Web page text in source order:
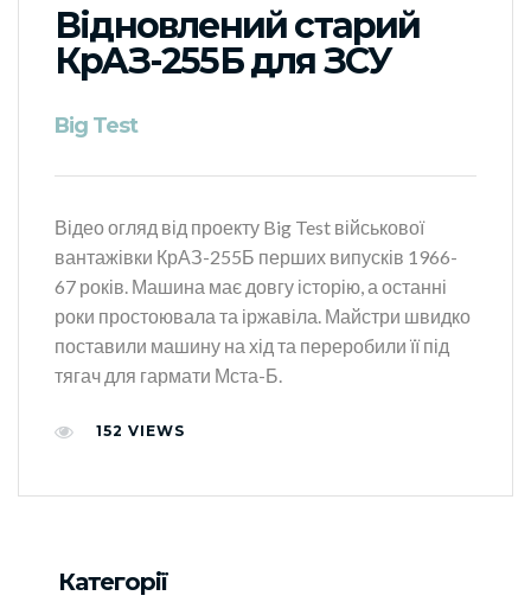
Відновлений старий
КрАЗ-255Б для ЗСУ
Big Test
Відео огляд від проекту Big Test військової
вантажівки КрАЗ-255Б перших випусків 1966-
67 років. Машина має довгу історію, а останні
роки простоювала та іржавіла. Майстри швидко
поставили машину на хід та переробили її під
тягач для гармати Мста-Б.
152 VIEWS
Категорії